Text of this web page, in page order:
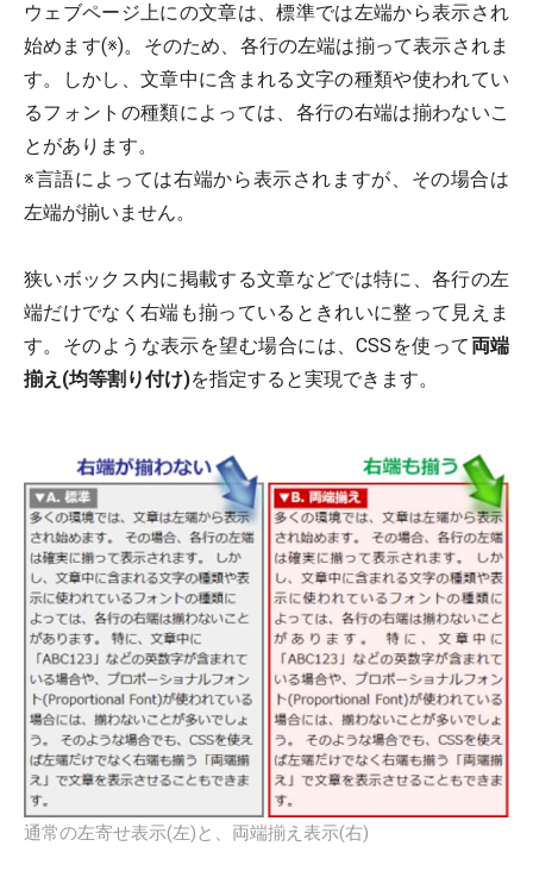
ウェブページ上にの文章は、標準では左端から表示され
始めます(※)。そのため、各行の左端は揃って表示されま
す。しかし、文章中に含まれる文字の種類や使われてい
るフォントの種類によっては、各行の右端は揃わないこ
とがあります。
※言語によっては右端から表示されますが、その場合は
左端が揃いません。
狭いボックス内に掲載する文章などでは特に、各行の左
端だけでなく右端も揃っているときれいに整って見えま
す。そのような表示を望む場合には、CSSを使って 両端
揃え(均等割り付け)を指定すると実現できます。
通常の左寄せ表示(左)と、両端揃え表示(右)